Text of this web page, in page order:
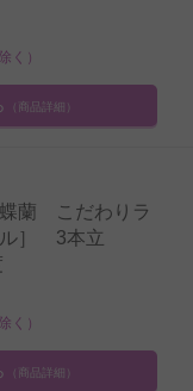
く）
（商品詳細）
蝶蘭 こだわりラ
ル］ 3本立
く）
（商品詳細）